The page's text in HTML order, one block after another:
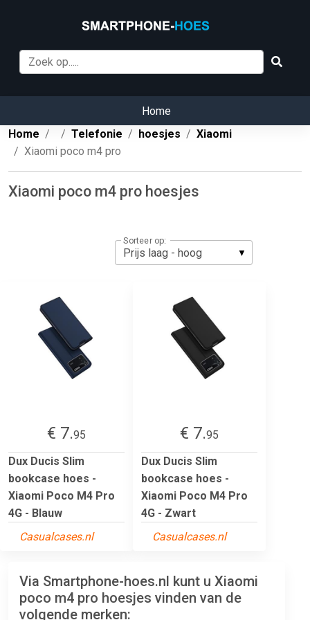
Home
Home
Telefonie hoesjes
Xiaomi
Xiaomi poco m4 pro
Xiaomi poco m4 pro hoesjes
Sorteer op:
€ 7.95
Dux Ducis Slim
bookcase hoes -
Xiaomi Poco M4 Pro
4G - Blauw
Casualcases.nl
€ 7.95
Dux Ducis Slim
bookcase hoes -
Xiaomi Poco M4 Pro
4G - Zwart
Casualcases.nl
Via Smartphone-hoes.nl kunt u Xiaomi
poco m4 pro hoesjes vinden van de
volgende merken: